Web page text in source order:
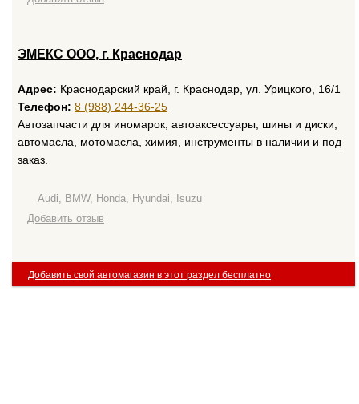
ЭМЕКС ООО, г. Краснодар
Адрес: Краснодарский край, г. Краснодар, ул. Урицкого, 16/1
Телефон: 8 (988) 244-36-25
Автозапчасти для иномарок, автоаксессуары, шины и диски,
автомасла, мотомасла, химия, инструменты в наличии и под
заказ.
Audi, BMW, Honda, Hyundai, Isuzu
Добавить отзыв
Добавить свой автомагазин в этот раздел бесплатно